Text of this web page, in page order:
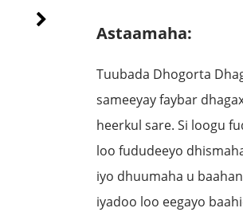
Astaamaha:
Tuubada Dhogorta
sameeyay faybar
heerkul sare. Si loogu
loo fududeeyo
iyo dhuumaha u
iyadoo loo eegayo